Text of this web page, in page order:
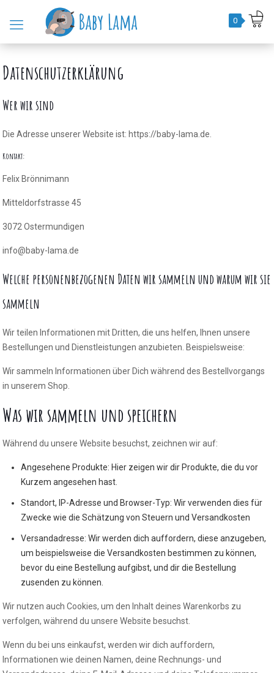
0
Datenschutzerklärung
Wer wir sind
Die Adresse unserer Website ist: https://baby-lama.de.
Kontakt:
Felix Brönnimann
Mitteldorfstrasse 45
3072 Ostermundigen
info@baby-lama.de
Welche personenbezogenen Daten wir sammeln und warum wir sie
sammeln
Wir teilen Informationen mit Dritten, die uns helfen, Ihnen unsere
Bestellungen und Dienstleistungen anzubieten. Beispielsweise:
Wir sammeln Informationen über Dich während des Bestellvorgangs
in unserem Shop.
Was wir sammeln und speichern
Während du unsere Website besuchst, zeichnen wir auf:
Angesehene Produkte: Hier zeigen wir dir Produkte, die du vor
Kurzem angesehen hast.
Standort, IP-Adresse und Browser-Typ: Wir verwenden dies für
Zwecke wie die Schätzung von Steuern und Versandkosten
Versandadresse: Wir werden dich auffordern, diese anzugeben,
um beispielsweise die Versandkosten bestimmen zu können,
bevor du eine Bestellung aufgibst, und dir die Bestellung
zusenden zu können.
Wir nutzen auch Cookies, um den Inhalt deines Warenkorbs zu
verfolgen, während du unsere Website besuchst.
Wenn du bei uns einkaufst, werden wir dich auffordern,
Informationen wie deinen Namen, deine Rechnungs- und